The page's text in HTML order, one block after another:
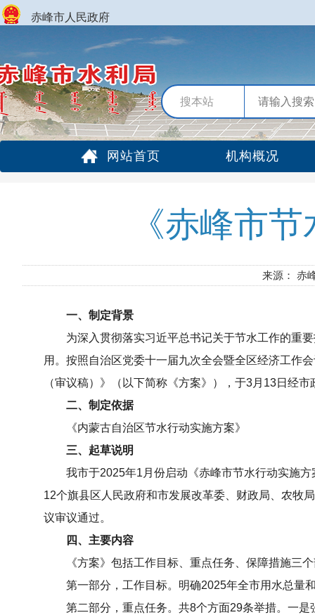
赤峰市人民政府
搜本站
网站首页 机构概况
《赤峰市
来源： 赤
一、制定背景
为深入贯彻落实习近平总书记关于节水工作的重
用。按照自治区党委十一届九次全会暨全区经济工作
（审议稿）》（以下简称《方案》），于3月13日经
二、制定依据
《内蒙古自治区节水行动实施方案》
三、起草说明
我市于2025年1月份启动《赤峰市节水行动实施
12个旗县区人民政府和市发展改革委、财政局、农牧
议审议通过。
四、主要内容
《方案》包括工作目标、重点任务、保障措施三
第一部分，工作目标。明确2025年全市用水总量
第二部分，重点任务。共8个方面29条举措。一